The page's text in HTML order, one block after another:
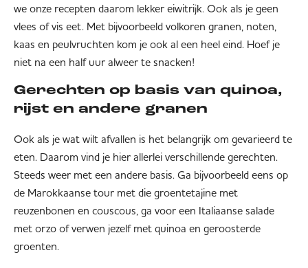
we onze recepten daarom lekker eiwitrijk. Ook als je geen
vlees of vis eet. Met bijvoorbeeld volkoren granen, noten,
kaas en peulvruchten kom je ook al een heel eind. Hoef je
niet na een half uur alweer te snacken!
Gerechten op basis van quinoa,
rijst en andere granen
Ook als je wat wilt afvallen is het belangrijk om gevarieerd te
eten. Daarom vind je hier allerlei verschillende gerechten.
Steeds weer met een andere basis. Ga bijvoorbeeld eens op
de Marokkaanse tour met die groentetajine met
reuzenbonen en couscous, ga voor een Italiaanse salade
met orzo of verwen jezelf met quinoa en geroosterde
groenten.